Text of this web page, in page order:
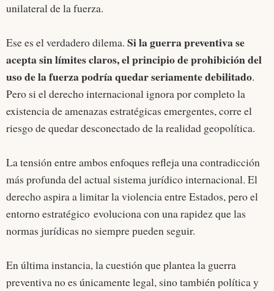
unilateral de la fuerza.
Ese es el verdadero dilema. Si la guerra preventiva se
acepta sin límites claros, el principio de prohibición del
uso de la fuerza podría quedar seriamente debilitado.
Pero si el derecho internacional ignora por completo la
existencia de amenazas estratégicas emergentes, corre el
riesgo de quedar desconectado de la realidad geopolítica.
La tensión entre ambos enfoques refleja una contradicción
más profunda del actual sistema jurídico internacional. El
derecho aspira a limitar la violencia entre Estados, pero el
entorno estratégico evoluciona con una rapidez que las
normas jurídicas no siempre pueden seguir.
En última instancia, la cuestión que plantea la guerra
preventiva no es únicamente legal, sino también política y